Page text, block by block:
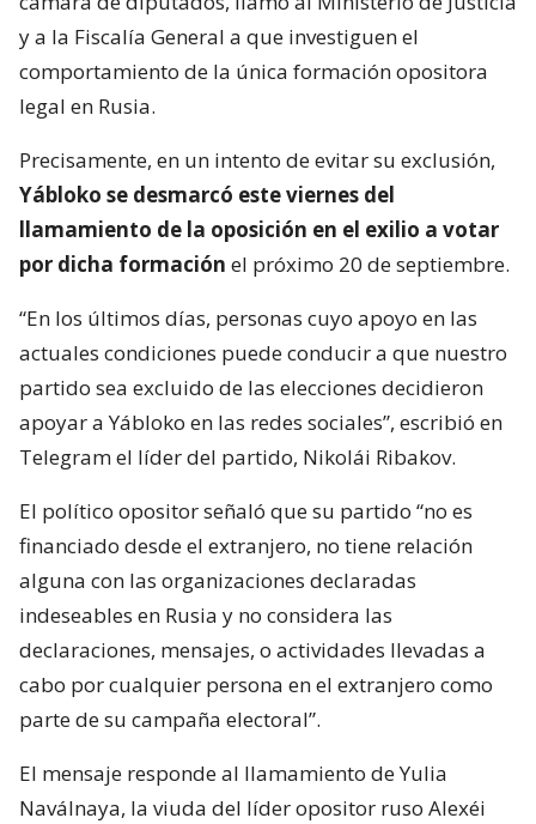
y a la Fiscalía General a que investiguen el
comportamiento de la única formación opositora
legal en Rusia.
Precisamente, en un intento de evitar su exclusión,
Yábloko se desmarcó este viernes del
llamamiento de la oposición en el exilio a votar
por dicha formación el próximo 20 de septiembre.
“En los últimos días, personas cuyo apoyo en las
actuales condiciones puede conducir a que nuestro
partido sea excluido de las elecciones decidieron
apoyar a Yábloko en las redes sociales”, escribió en
Telegram el líder del partido, Nikolái Ribakov.
El político opositor señaló que su partido “no es
financiado desde el extranjero, no tiene relación
alguna con las organizaciones declaradas
indeseables en Rusia y no considera las
declaraciones, mensajes, o actividades llevadas a
cabo por cualquier persona en el extranjero como
parte de su campaña electoral”.
El mensaje responde al llamamiento de Yulia
Naválnaya, la viuda del líder opositor ruso Alexéi